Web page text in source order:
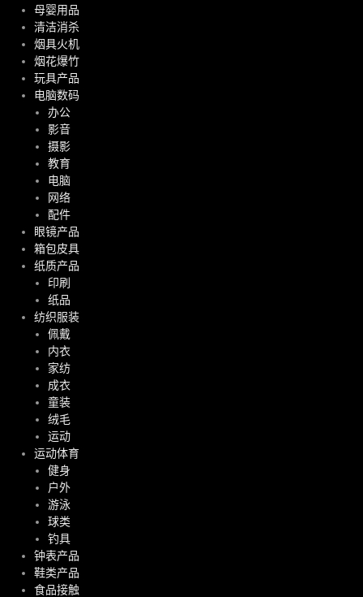
母婴用品
清洁消杀
烟具火机
烟花爆竹
玩具产品
电脑数码
办公
影音
摄影
教育
电脑
网络
配件
眼镜产品
箱包皮具
纸质产品
印刷
纸品
纺织服装
佩戴
内衣
家纺
成衣
童装
绒毛
运动
运动体育
健身
户外
游泳
球类
钓具
钟表产品
鞋类产品
食品接触